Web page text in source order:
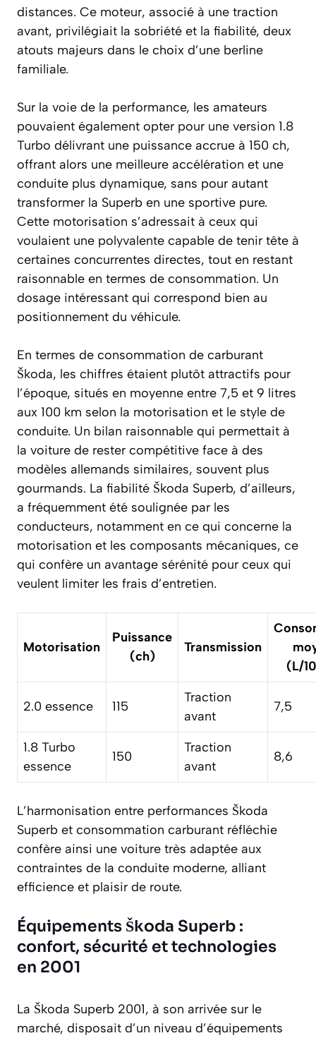
distances. Ce moteur, associé à une traction
avant, privilégiait la sobriété et la fiabilité, deux
atouts majeurs dans le choix d’une berline
familiale.
Sur la voie de la performance, les amateurs
pouvaient également opter pour une version 1.8
Turbo délivrant une puissance accrue à 150 ch,
offrant alors une meilleure accélération et une
conduite plus dynamique, sans pour autant
transformer la Superb en une sportive pure.
Cette motorisation s’adressait à ceux qui
voulaient une polyvalente capable de tenir tête à
certaines concurrentes directes, tout en restant
raisonnable en termes de consommation. Un
dosage intéressant qui correspond bien au
positionnement du véhicule.
En termes de consommation de carburant
Škoda, les chiffres étaient plutôt attractifs pour
l’époque, situés en moyenne entre 7,5 et 9 litres
aux 100 km selon la motorisation et le style de
conduite. Un bilan raisonnable qui permettait à
la voiture de rester compétitive face à des
modèles allemands similaires, souvent plus
gourmands. La fiabilité Škoda Superb, d’ailleurs,
a fréquemment été soulignée par les
conducteurs, notamment en ce qui concerne la
motorisation et les composants mécaniques, ce
qui confère un avantage sérénité pour ceux qui
veulent limiter les frais d’entretien.
Motorisation
Puissance
(ch)
Transmission
(L/
2.0 essence 115
Traction
avant
7,5
1.8 Turbo
essence
150
Traction
avant
8,6
L’harmonisation entre performances Škoda
Superb et consommation carburant réfléchie
confère ainsi une voiture très adaptée aux
contraintes de la conduite moderne, alliant
efficience et plaisir de route.
Équipements Škoda Superb :
confort, sécurité et technologies
en 2001
La Škoda Superb 2001, à son arrivée sur le
marché, disposait d’un niveau d’équipements